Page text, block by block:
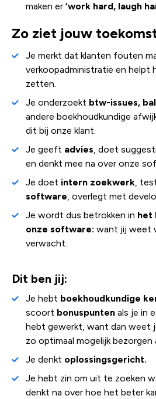
maken er ‘work hard, laugh
Zo ziet jouw
Je merkt dat klanten fouten
verkoopadministratie en helpt
zetten.
Je onderzoekt btw-issues,
andere boekhoudkundige
dit bij onze klant.
Je geeft advies, doet
en denkt mee na over onze
Je doet intern zoekwerk,
software, overlegt met
Je wordt dus betrokken in het
onze software: want jij weet
verwacht.
Dit ben jij:
Je hebt boekhoudkundige
scoort bonuspunten als je in
hebt gewerkt, want dan weet
zo optimaal mogelijk bezorgen
Je denkt oplossingsgericht.
Je hebt zin om uit te zoeken
denkt na over hoe het beter